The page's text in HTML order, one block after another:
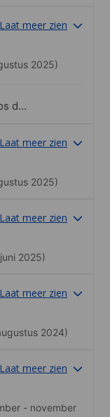
da
Laat meer zien
2025)
de
Laat meer zien
2025)
Laat meer zien
2025)
Laat meer zien
2024)
Laat meer zien
- november